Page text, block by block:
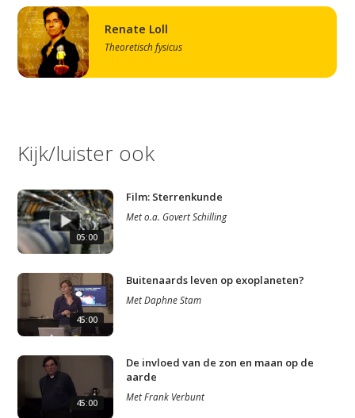
Renate Loll
Theoretisch fysicus
Kijk/luister ook
05:00
Film: Sterrenkunde
Meto.a. Govert Schilling
45:00
Buitenaards leven op exoplaneten?
MetDaphne Stam
45:00
De invloed van de zon en maan op de
aarde
MetFrank Verbunt